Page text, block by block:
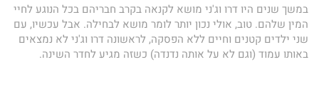
במשך שנים היו דרו וג'ני מושא לקנאה בקרב חבריהם בכל הנוגע לחיי
המין שלהם. טוב, אולי נכון יותר לומר מושא לבחילה. אבל עכשיו, עם
שני ילדים קטנים וחיים ללא הפסקה, לראשונה דרו וג'ני לא נמצאים
באותו עמוד (וגם לא על אותה נדנדה) כשזה מגיע לחדר השינה.